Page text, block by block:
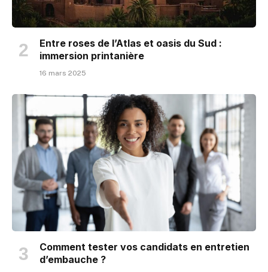
Entre roses de l’Atlas et oasis du Sud :
immersion printanière
16 mars 2025
Comment tester vos candidats en entretien
d’embauche ?